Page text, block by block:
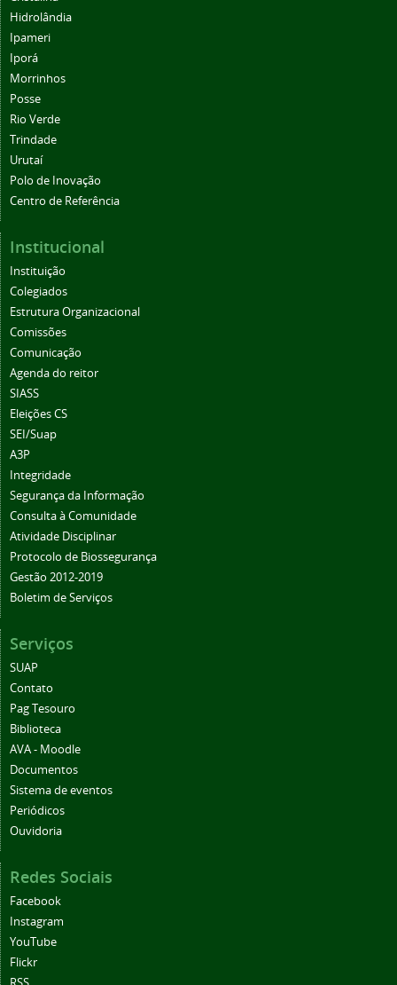
Hidrolândia
Ipameri
Iporá
Morrinhos
Posse
Rio Verde
Trindade
Urutaí
Polo de Inovação
Centro de Referência
Institucional
Instituição
Colegiados
Estrutura Organizacional
Comissões
Comunicação
Agenda do reitor
SIASS
Eleições CS
SEI/Suap
A3P
Integridade
Segurança da Informação
Consulta à Comunidade
Atividade Disciplinar
Protocolo de Biossegurança
Gestão 2012-2019
Boletim de Serviços
Serviços
SUAP
Contato
Pag Tesouro
Biblioteca
AVA - Moodle
Documentos
Sistema de eventos
Periódicos
Ouvidoria
Redes Sociais
Facebook
Instagram
YouTube
Flickr